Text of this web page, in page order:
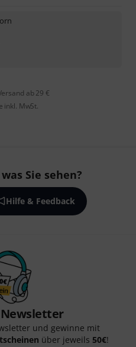
ab 29 €
inkl. MwSt.
Sie sehen?
Hilfe & Feedback
und gewinne mit
über jeweils 50€!